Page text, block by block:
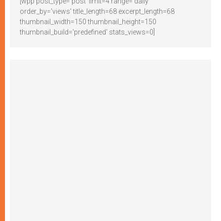
order_by='views' title_length=68 excerpt_length=68
thumbnail_width=150 thumbnail_height=150
thumbnail_build='predefined' stats_views=0]